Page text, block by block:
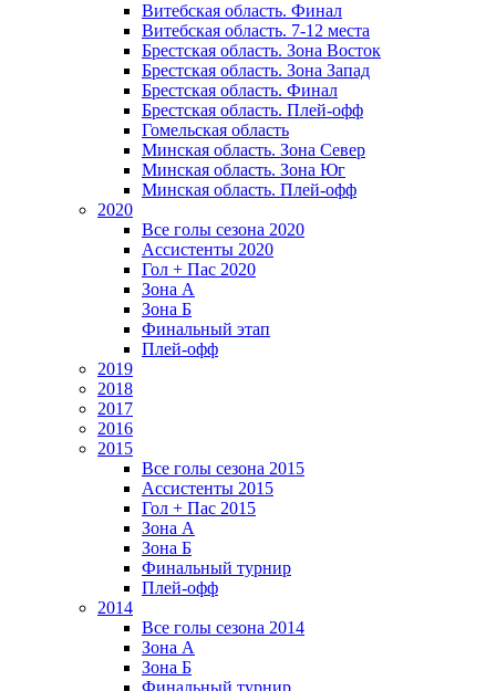
Витебская область. Финал
Витебская область. 7-12 места
Брестская область. Зона Восток
Брестская область. Зона Запад
Брестская область. Финал
Брестская область. Плей-офф
Гомельская область
Минская область. Зона Север
Минская область. Зона Юг
Минская область. Плей-офф
2020
Все голы сезона 2020
Ассистенты 2020
Гол + Пас 2020
Зона А
Зона Б
Финальный этап
Плей-офф
2019
2018
2017
2016
2015
Все голы сезона 2015
Ассистенты 2015
Гол + Пас 2015
Зона А
Зона Б
Финальный турнир
Плей-офф
2014
Все голы сезона 2014
Зона А
Зона Б
Финальный турнир